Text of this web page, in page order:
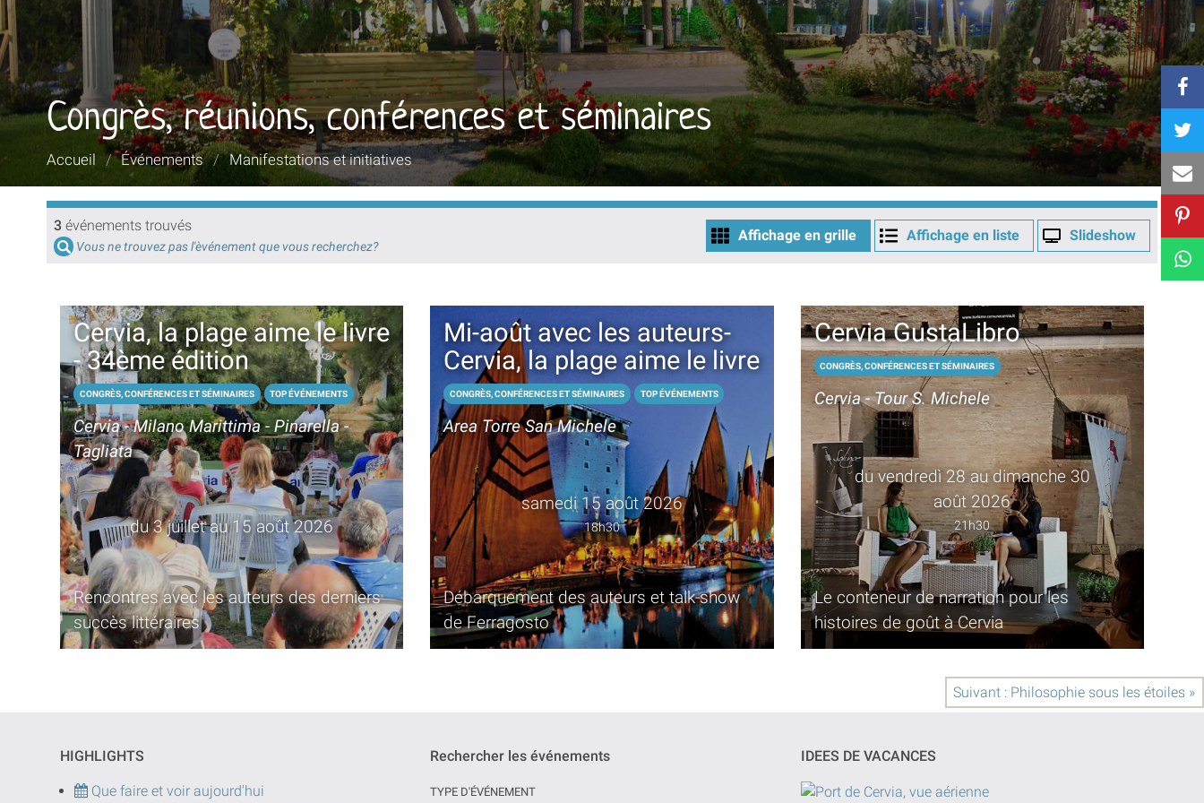
Congrès, réunions, conférences et séminaires
Vous
ici :
Accueil / Événements / Manifestations et initiatives
3 événements trouvés
Vous ne trouvez pas l'èvénement que vous recherchez?
Affichage en grille Affichage en liste Slideshow
Cervia, la plage aime le livre
- 34ème édition
CONGRÈS, CONFÉRENCES ET SÉMINAIRES TOP ÉVÉNEMENTS
Cervia - Milano Marittima - Pinarella -
Tagliata
du 3 juillet au 15 août 2026
Rencontres avec les auteurs des derniers
succès littéraires
Mi-août avec les auteurs-
Cervia, la plage aime le livre
CONGRÈS, CONFÉRENCES ET SÉMINAIRES TOP ÉVÉNEMENTS
Area Torre San Michele
samedi 15 août 2026
18h30
Débarquement des auteurs et talk-show
de Ferragosto
Cervia GustaLibro
CONGRÈS, CONFÉRENCES ET SÉMINAIRES
Cervia - Tour S. Michele
du vendredì 28 au dimanche 30
août 2026
21h30
Le conteneur de narration pour les
histoires de goût à Cervia
Suivant : Philosophie sous les étoiles »
HIGHLIGHTS
Que faire et voir aujourd'hui
Rechercher les événements
TYPE D'ÉVÉNEMENT
IDEES DE VACANCES